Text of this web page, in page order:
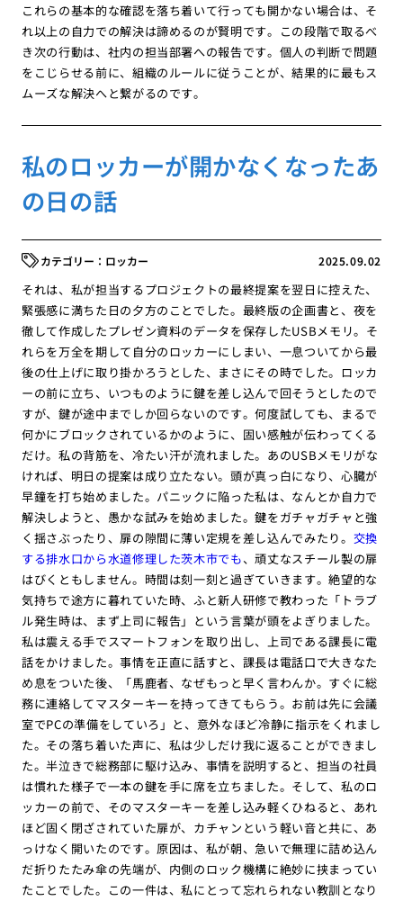
これらの基本的な確認を落ち着いて行っても開かない場合は、そ
れ以上の自力での解決は諦めるのが賢明です。この段階で取るべ
き次の行動は、社内の担当部署への報告です。個人の判断で問題
をこじらせる前に、組織のルールに従うことが、結果的に最もス
ムーズな解決へと繋がるのです。
私のロッカーが開かなくなったあ
の日の話
2025.09.02
ロッカー
それは、私が担当するプロジェクトの最終提案を翌日に控えた、
緊張感に満ちた日の夕方のことでした。最終版の企画書と、夜を
徹して作成したプレゼン資料のデータを保存したUSBメモリ。そ
れらを万全を期して自分のロッカーにしまい、一息ついてから最
後の仕上げに取り掛かろうとした、まさにその時でした。ロッカ
ーの前に立ち、いつものように鍵を差し込んで回そうとしたので
すが、鍵が途中までしか回らないのです。何度試しても、まるで
何かにブロックされているかのように、固い感触が伝わってくる
だけ。私の背筋を、冷たい汗が流れました。あのUSBメモリがな
ければ、明日の提案は成り立たない。頭が真っ白になり、心臓が
早鐘を打ち始めました。パニックに陥った私は、なんとか自力で
解決しようと、愚かな試みを始めました。鍵をガチャガチャと強
く揺さぶったり、扉の隙間に薄い定規を差し込んでみたり。 交換
する排水口から水道修理した茨木市でも、頑丈なスチール製の扉
はびくともしません。時間は刻一刻と過ぎていきます。絶望的な
気持ちで途方に暮れていた時、ふと新人研修で教わった「トラブ
ル発生時は、まず上司に報告」という言葉が頭をよぎりました。
私は震える手でスマートフォンを取り出し、上司である課長に電
話をかけました。事情を正直に話すと、課長は電話口で大きなた
め息をついた後、「馬鹿者、なぜもっと早く言わんか。すぐに総
務に連絡してマスターキーを持ってきてもらう。お前は先に会議
室でPCの準備をしていろ」と、意外なほど冷静に指示をくれまし
た。その落ち着いた声に、私は少しだけ我に返ることができまし
た。半泣きで総務部に駆け込み、事情を説明すると、担当の社員
は慣れた様子で一本の鍵を手に席を立ちました。そして、私のロ
ッカーの前で、そのマスターキーを差し込み軽くひねると、あれ
ほど固く閉ざされていた扉が、カチャンという軽い音と共に、あ
っけなく開いたのです。原因は、私が朝、急いで無理に詰め込ん
だ折りたたみ傘の先端が、内側のロック機構に絶妙に挟まってい
たことでした。この一件は、私にとって忘れられない教訓となり